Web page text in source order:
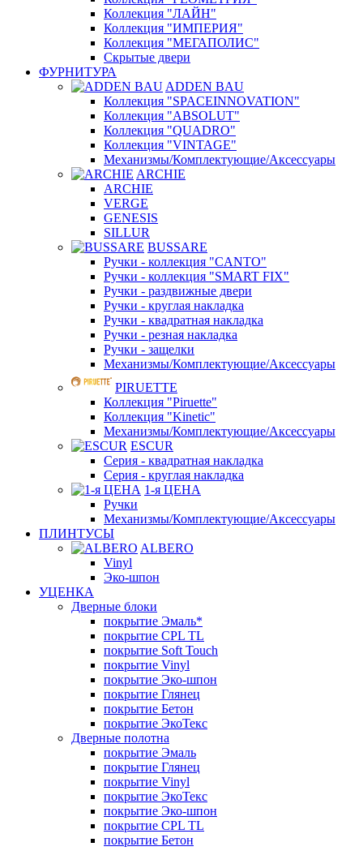
Коллекция "ЛАЙН"
Коллекция "ИМПЕРИЯ"
Коллекция "МЕГАПОЛИС"
Скрытые двери
ФУРНИТУРА
ADDEN BAU
Коллекция "SPACEINNOVATION"
Коллекция "ABSOLUT"
Коллекция "QUADRO"
Коллекция "VINTAGE"
Механизмы/Комплектующие/Аксессуары
ARCHIE
ARCHIE
VERGE
GENESIS
SILLUR
BUSSARE
Ручки - коллекция "CANTO"
Ручки - коллекция "SMART FIX"
Ручки - раздвижные двери
Ручки - круглая накладка
Ручки - квадратная накладка
Ручки - резная накладка
Ручки - защелки
Механизмы/Комплектующие/Аксессуары
PIRUETTE
Коллекция "Piruette"
Коллекция "Kinetic"
Механизмы/Комплектующие/Аксессуары
ESCUR
Серия - квадратная накладка
Серия - круглая накладка
1-я ЦЕНА
Ручки
Механизмы/Комплектующие/Аксессуары
ПЛИНТУСЫ
ALBERO
Vinyl
Эко-шпон
УЦЕНКА
Дверные блоки
покрытие Эмаль*
покрытие CPL TL
покрытие Soft Touch
покрытие Vinyl
покрытие Эко-шпон
покрытие Глянец
покрытие Бетон
покрытие ЭкоТекс
Дверные полотна
покрытие Эмаль
покрытие Глянец
покрытие Vinyl
покрытие ЭкоТекс
покрытие Эко-шпон
покрытие CPL TL
покрытие Бетон